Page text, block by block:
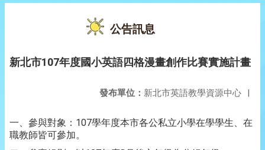
公告訊息
新北市107年度國小英語四格漫畫創作比賽實施計畫
發布單位： 新北市英語教學資源中心 |
一、參與對象：107學年度本市各公私立小學在學學生、在
職教師皆可參加。